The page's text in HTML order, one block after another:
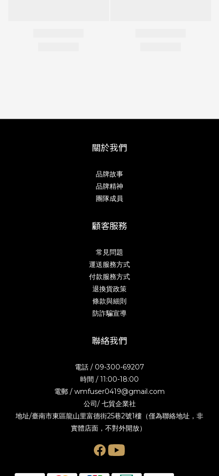
關於我們
品牌故事
品牌精神
團隊成員
顧客服務
常見問題
運送服務方式
付款服務方式
退換貨政策
條款與細則
防詐騙宣導
聯絡我們
電話 / 09-300-69207
時間 / 11:00-18:00
電郵 / wmfuser0419@gmail.com
公司/ 七貿企業社
地址/臺南市東區龍山里富德街25巷2號1樓（僅為聯絡地址，非
實體店面，不對外開放）